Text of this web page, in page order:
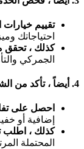
تقييم
احتياجاتك
كذلك ، تحقق
الجمركي
4. أيضاً ، تأكد من
احصل على
إضافية أو
كذلك ، اطلب
المحتملة